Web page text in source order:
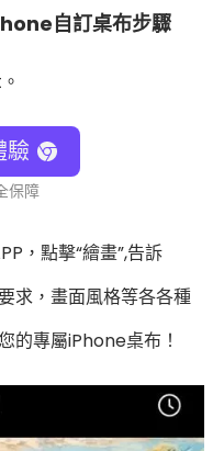
自訂桌布步驟
驗
，點擊“繪畫”,告訴
求，畫面風格等各各種
的專屬iPhone桌布！